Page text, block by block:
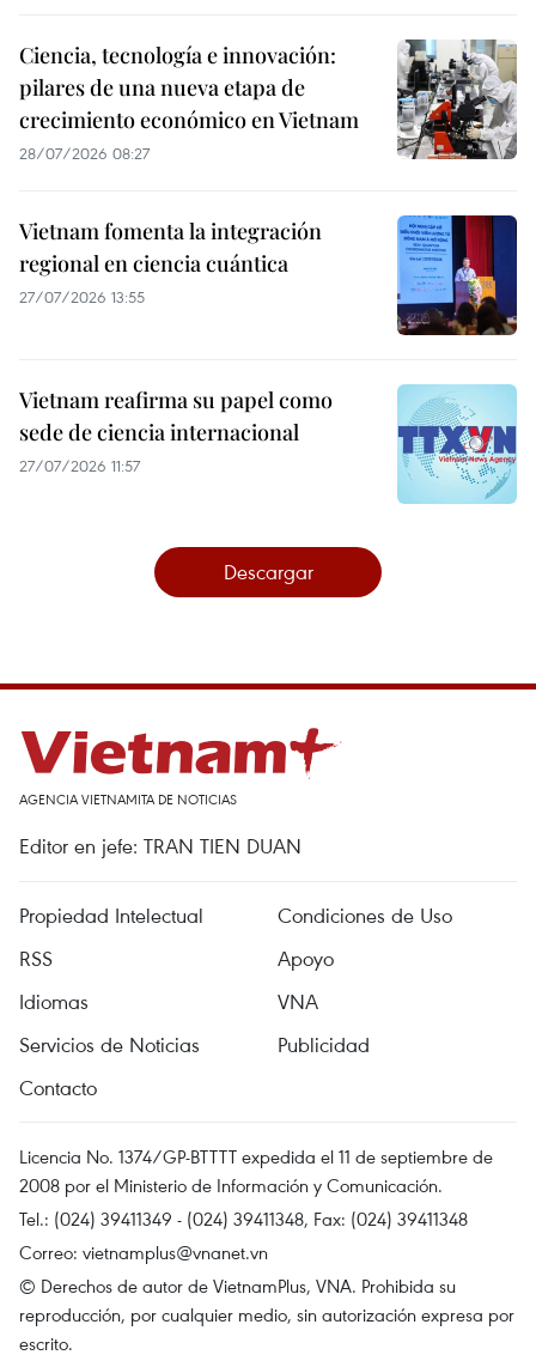
Ciencia, tecnología e innovación:
pilares de una nueva etapa de
crecimiento económico en Vietnam
28/07/2026 08:27
Vietnam fomenta la integración
regional en ciencia cuántica
27/07/2026 13:55
Vietnam reafirma su papel como
sede de ciencia internacional
27/07/2026 11:57
Descargar
AGENCIA VIETNAMITA DE NOTICIAS
Editor en jefe: TRAN TIEN DUAN
Propiedad Intelectual
Condiciones de Uso
RSS
Apoyo
Idiomas
VNA
Servicios de Noticias
Publicidad
Contacto
Licencia No. 1374/GP-BTTTT expedida el 11 de septiembre de
2008 por el Ministerio de Información y Comunicación.
Tel.: (024) 39411349 - (024) 39411348, Fax: (024) 39411348
Correo: vietnamplus@vnanet.vn
© Derechos de autor de VietnamPlus, VNA. Prohibida su
reproducción, por cualquier medio, sin autorización expresa por
escrito.